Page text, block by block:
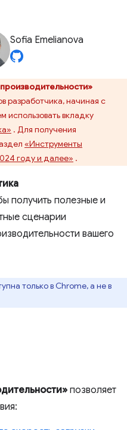
Sofia Emelianova
разработчика, начиная с
использовать вкладку
. Для получения
«Инструменты
году и далее» .
получить полезные и
сценарии
вашего
только в Chrome, а не в
позволяет